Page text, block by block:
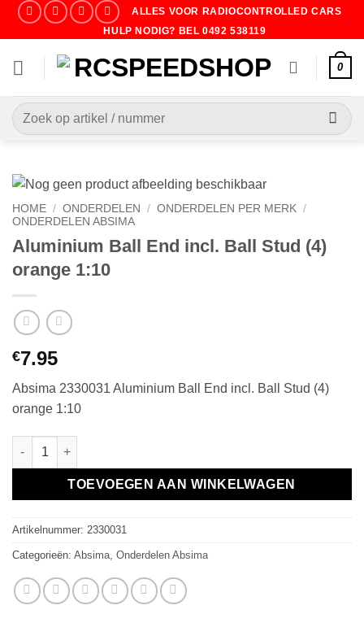
ALLES VOOR RADIOCONTROLLED CARS
HULP NODIG? BEL 0492 538119
0
Zoeken
naar:
HOME / ONDERDELEN / ONDERDELEN PER MERK /
ONDERDELEN ABSIMA
Aluminium Ball End incl. Ball Stud (4)
orange 1:10
€7.95
Absima 2330031 Aluminium Ball End incl. Ball Stud (4)
orange 1:10
Aluminium Ball End incl. Ball Stud (4) orange 1:10 aantal
TOEVOEGEN AAN WINKELWAGEN
Artikelnummer: 2330031
Categorieën: Absima Onderdelen Absima